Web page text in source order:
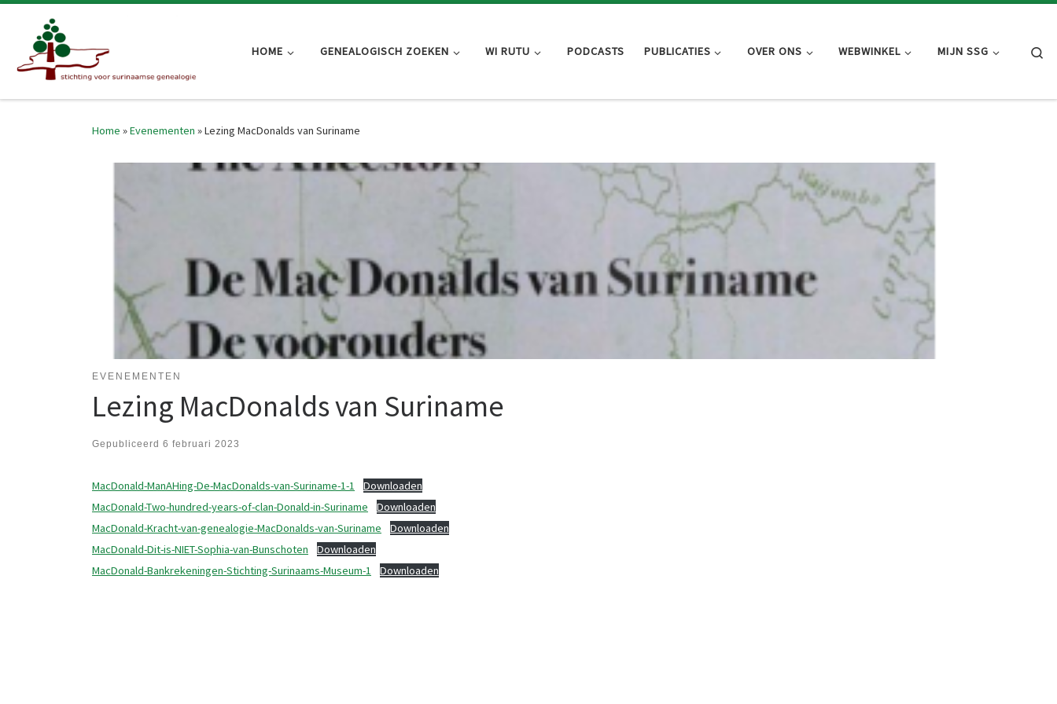
Skip to content
HOME GENEALOGISCH ZOEKEN WI RUTU PODCASTS PUBLICATIES OVER ONS WEBWINKEL MIJN SSG
Home »Evenementen »Lezing MacDonalds van Suriname
EVENEMENTEN
Lezing MacDonalds van Suriname
Gepubliceerd 6 februari 2023
MacDonald-ManAHing-De-MacDonalds-van-Suriname-1-1
Downloaden
MacDonald-Two-hundred-years-of-clan-Donald-in-Suriname
Downloaden
MacDonald-Kracht-van-genealogie-MacDonalds-van-Suriname
Downloaden
MacDonald-Dit-is-NIET-Sophia-van-Bunschoten
Downloaden
MacDonald-Bankrekeningen-Stichting-Surinaams-Museum-1
Downloaden